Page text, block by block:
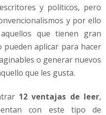
y políticos, pero
y por ello
que tienen gran
aplicar para hacer
o generar nuevos
que les gusta.
12 ventajas de leer,
con este tipo de